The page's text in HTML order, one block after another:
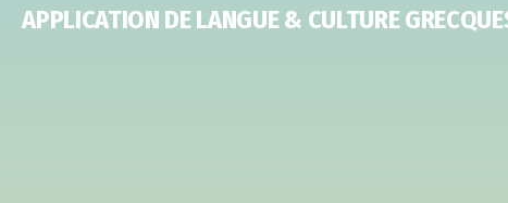
APPLICATION DE LANGUE & CULTURE